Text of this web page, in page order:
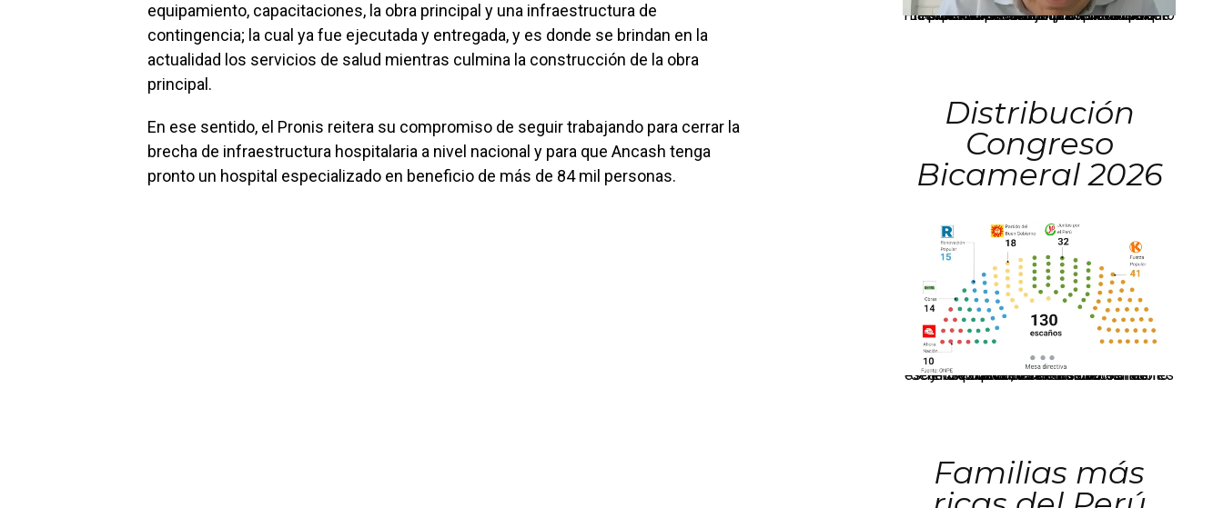
equipamiento, capacitaciones, la obra principal y una infraestructura de
contingencia; la cual ya fue ejecutada y entregada, y es donde se brindan en la
actualidad los servicios de salud mientras culmina la construcción de la obra
principal.
En ese sentido, el Pronis reitera su compromiso de seguir trabajando para cerrar la
brecha de infraestructura hospitalaria a nivel nacional y para que Ancash tenga
pronto un hospital especializado en beneficio de más de 84 mil personas.
La presidenta Keiko Fujimori informó que la solicitud de indulto presentada por el expresidente Alejandro Toledo será evaluada por la Comisión de Gracias Presidenciales conforme al procedimiento establecido.
Distribución
Congreso
Bicameral 2026
El JNE oficializó la distribución de escaños para la elección de 60 senadores y 130 diputados en las Elecciones Generales 2026, tras el restablecimiento de la Bicameralidad.
Familias más